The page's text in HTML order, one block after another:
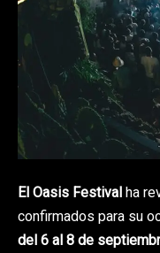
El Oasis Festivalha
confirmados para su
del 6 al 8 de